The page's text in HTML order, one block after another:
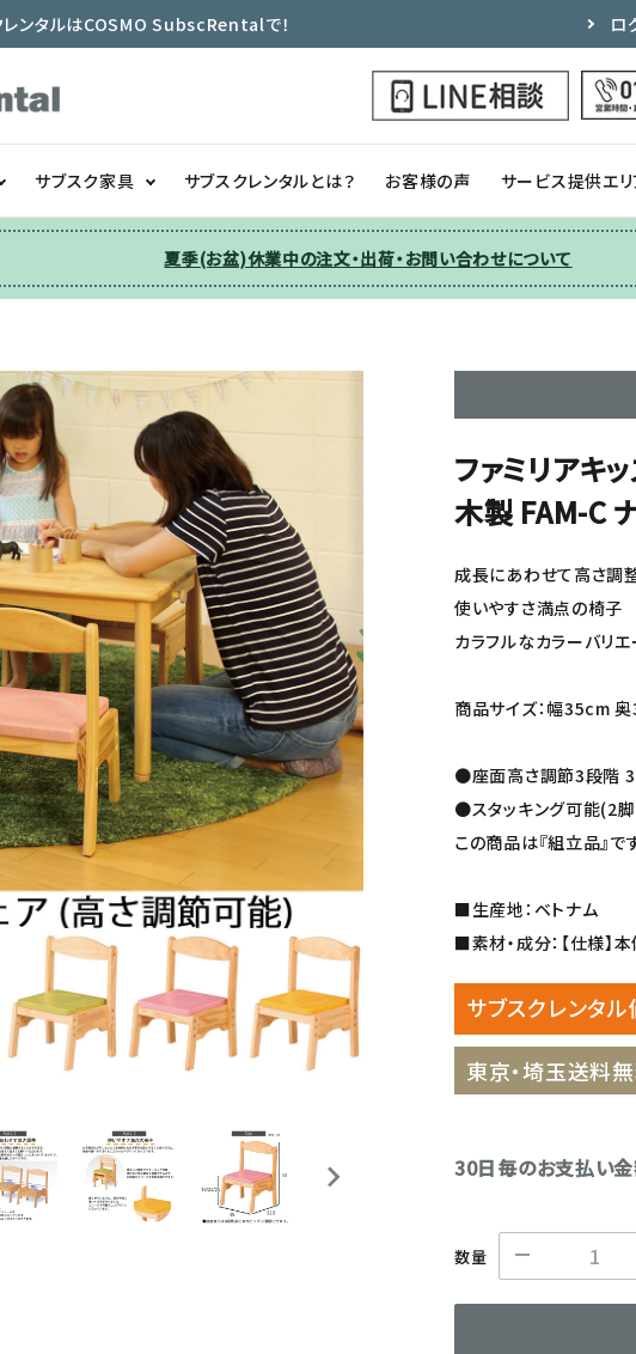
レンタルはCOSMO SubscRentalで！ ロ
洗濯機 季節家電
サブスク家具
チェア ソファー
収納
サブスクレンタルとは？ お客様の声 サービス提供エ
夏季(お盆)休業中の注文・出荷・お問い合わせについて
ファミリアキ
木製 FAM-C
成長にあわせて高さ調
使いやすさ満点の椅子
カラフルなカラーバリエ
商品サイズ：幅35cm
●座面高さ調節3段階
●スタッキング可能(2
この商品は『組立品』で
■生産地：ベトナム
■素材・成分：【仕様
サブスクレンタ
東京・埼玉送料
30日毎のお支払い
数量